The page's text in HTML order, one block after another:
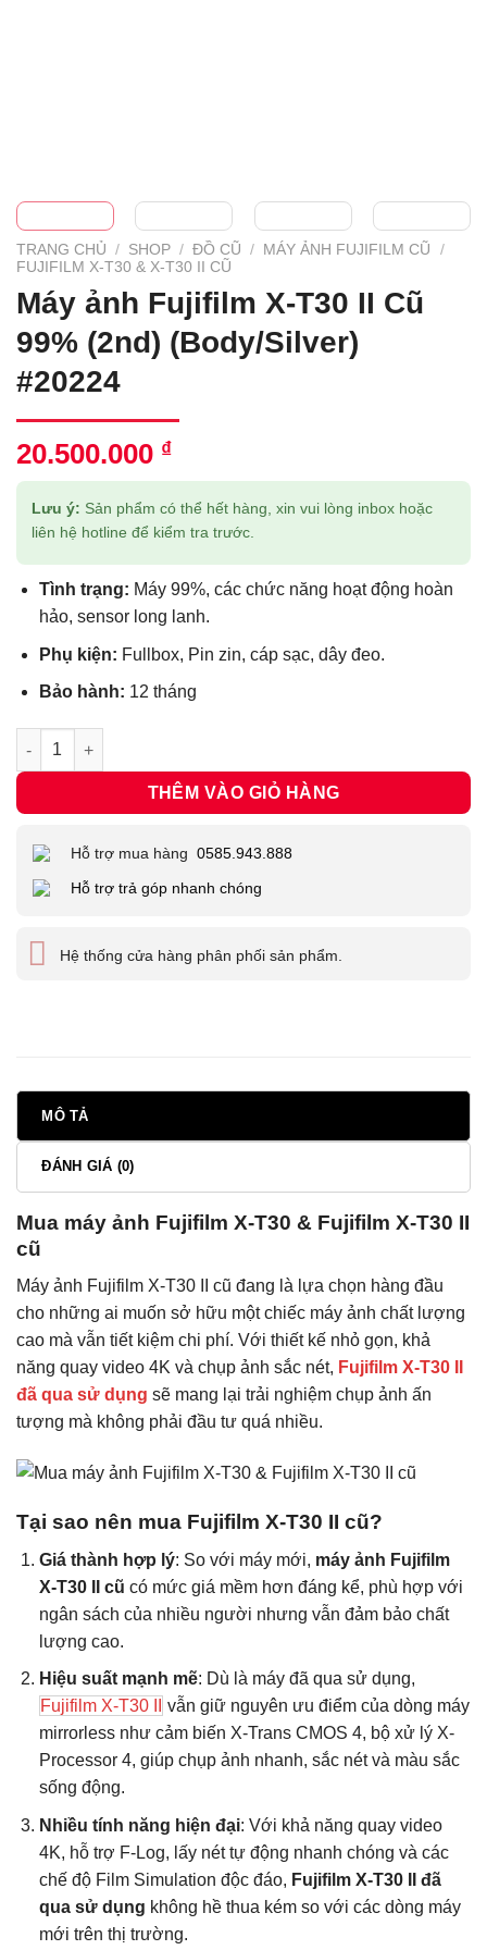
TRANG CHỦ / SHOP / ĐỒ CŨ / MÁY ẢNH FUJIFILM CŨ
/
FUJIFILM X-T30 & X-T30 II CŨ
Máy ảnh Fujifilm X-T30 II Cũ
99% (2nd) (Body/Silver)
#20224
20.500.000 ₫
Lưu ý: Sản phẩm có thể hết hàng, xin vui lòng inbox hoặc
liên hệ hotline để kiểm tra trước.
Tình trạng: Máy 99%, các chức năng hoạt động hoàn
hảo, sensor long lanh.
Phụ kiện: Fullbox, Pin zin, cáp sạc, dây đeo.
Bảo hành: 12 tháng
Máy ảnh Fujifilm X-T30 II Cũ 99% (2nd) (Body/Silver) #20224
THÊM VÀO GIỎ HÀNG
Hỗ trợ mua hàng 0585.943.888
Hỗ trợ trả góp nhanh chóng
Hệ thống cửa hàng phân phối sản phẩm.
MÔ TẢ
ĐÁNH GIÁ (0)
Mua máy ảnh Fujifilm X-T30 & Fujifilm X-T30 II
cũ
Máy ảnh Fujifilm X-T30 II cũ đang là lựa chọn hàng đầu
cho những ai muốn sở hữu một chiếc máy ảnh chất lượng
cao mà vẫn tiết kiệm chi phí. Với thiết kế nhỏ gọn, khả
năng quay video 4K và chụp ảnh sắc nét, Fujifilm X-T30 II
đã qua sử dụng sẽ mang lại trải nghiệm chụp ảnh ấn
tượng mà không phải đầu tư quá nhiều.
Tại sao nên mua Fujifilm X-T30 II cũ?
Giá thành hợp lý: So với máy mới, máy ảnh Fujifilm
X-T30 II cũ có mức giá mềm hơn đáng kể, phù hợp với
ngân sách của nhiều người nhưng vẫn đảm bảo chất
lượng cao.
Hiệu suất mạnh mẽ: Dù là máy đã qua sử dụng,
Fujifilm X-T30 II
vẫn giữ nguyên ưu điểm của dòng máy
mirrorless như cảm biến X-Trans CMOS 4, bộ xử lý X-
Processor 4, giúp chụp ảnh nhanh, sắc nét và màu sắc
sống động.
Nhiều tính năng hiện đại: Với khả năng quay video
4K, hỗ trợ F-Log, lấy nét tự động nhanh chóng và các
chế độ Film Simulation độc đáo, Fujifilm X-T30 II đã
qua sử dụng không hề thua kém so với các dòng máy
mới trên thị trường.